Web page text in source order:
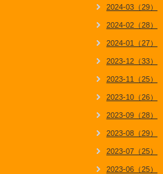
2024-03（29）
2024-02（28）
2024-01（27）
2023-12（33）
2023-11（25）
2023-10（26）
2023-09（28）
2023-08（29）
2023-07（25）
2023-06（25）